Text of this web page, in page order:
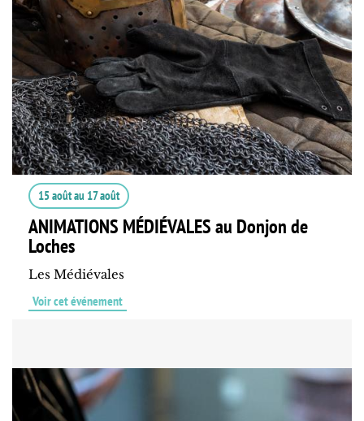
15 aoûtau 17 août
ANIMATIONS MÉDIÉVALES au Donjon de
Loches
Les Médiévales
Voir cet événement